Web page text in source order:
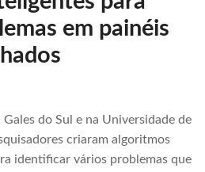
em painéis
do Sul e na Universidade de
criaram algoritmos
identificar vários problemas que